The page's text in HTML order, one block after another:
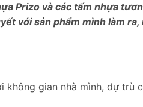
Prizo và các tấm nhựa
với sản phẩm mình làm
không gian nhà mình, dự